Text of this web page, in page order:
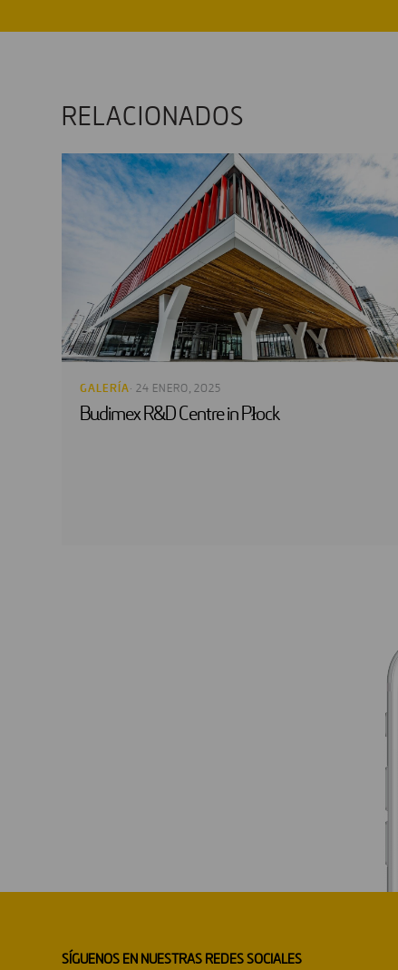
RELACIONADOS
GALERÍA· 24 ENERO, 2025
Budimex R&D Centre in Płock
SÍGUENOS EN NUESTRAS REDES SOCIALES